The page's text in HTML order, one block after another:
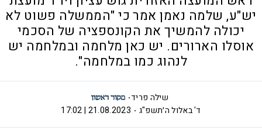
יש"ע, שלמה נאמן אמר כי "הממשלה פשוט לא
יכולה להמשיך את הקונספציה של הסכמי
אוסלו הארורים. יש כאן מלחמה ובמלחמה יש
לנהוג כמו במלחמה".
שילה פריד
ד' באלול ה׳תשפ"ג
21.08.2023 | 17:02